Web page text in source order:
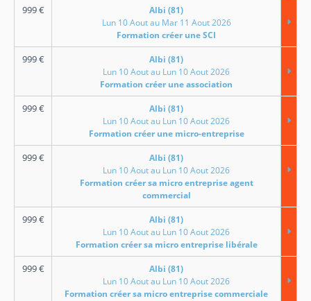
999€
Albi (81)
Lun 10 Aout au Mar 11 Aout 2026
Formation créer une SCI
999€
Albi (81)
Lun 10 Aout au Lun 10 Aout 2026
Formation créer une association
999€
Albi (81)
Lun 10 Aout au Lun 10 Aout 2026
Formation créer une micro-entreprise
999€
Albi (81)
Lun 10 Aout au Lun 10 Aout 2026
Formation créer sa micro entreprise agent
commercial
999€
Albi (81)
Lun 10 Aout au Lun 10 Aout 2026
Formation créer sa micro entreprise libérale
999€
Albi (81)
Lun 10 Aout au Lun 10 Aout 2026
Formation créer sa micro entreprise commerciale